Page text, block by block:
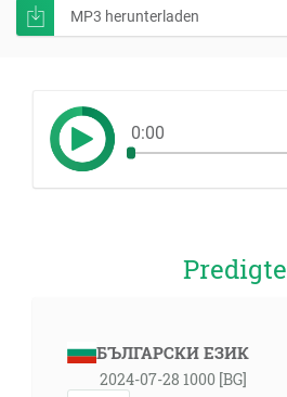
MP3 herunterladen
0:00
БЪЛГАРСКИ ЕЗИК
2024-07-28 1000 [BG]